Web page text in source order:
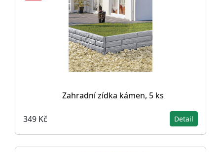
Zahradní zídka kámen, 5 ks
349 Kč Detail